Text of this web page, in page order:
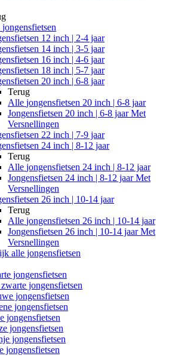
jongensfietsen
12 inch | 2-4 jaar
14 inch | 3-5 jaar
16 inch | 4-6 jaar
18 inch | 5-7 jaar
20 inch | 6-8 jaar
Terug
Alle jongensfietsen 20 inch | 6-8 jaar
Jongensfietsen 20 inch | 6-8 jaar Met
Versnellingen
22 inch | 7-9 jaar
24 inch | 8-12 jaar
Terug
Alle jongensfietsen 24 inch | 8-12 jaar
Jongensfietsen 24 inch | 8-12 jaar Met
Versnellingen
26 inch | 10-14 jaar
Terug
Alle jongensfietsen 26 inch | 10-14 jaar
Jongensfietsen 26 inch | 10-14 jaar Met
Versnellingen
alle jongensfietsen
jongensfietsen
jongensfietsen
jongensfietsen
jongensfietsen
jongensfietsen
jongensfietsen
jongensfietsen
jongensfietsen